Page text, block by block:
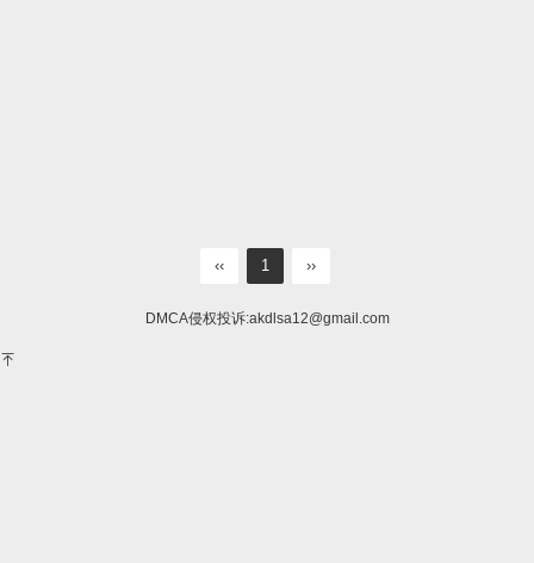
‹‹ 1 ››
DMCA侵权投诉:akdlsa12@gmail.com